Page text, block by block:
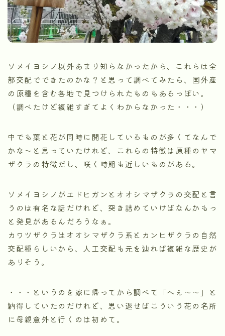
ソメイヨシノ以外あまり知らなかったから、これらは全
部交配でできたのかな？と思って調べてみたら、国外産
の原種を含む各地で見つけられたものもあるっぽい。
（調べたけど複雑すぎてよくわからなかった・・・）
中でも葉と花が同時に開花しているものが多くてなんで
かな～と思っていたけれど、これらの特徴は原種のヤマ
ザクラの特徴だし、咲く時期も近しいものがある。
ソメイヨシノがエドヒガンとオオシマザクラの交配と言
うのは有名な話だけれど、突き詰めていけばなんかもっ
と発見があるんだろうなぁ。
カワツザクラはオオシマザクラ系とカンヒザクラの自然
交配種らしいから、人工交配も元を辿れば複雑な歴史が
ありそう。
・・・というのを家に帰ってから調べて「へぇ～～」と
納得していたのだけれど、思い返せばこういう花の名所
に母親意外と行くのは初めて。